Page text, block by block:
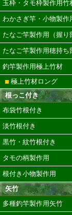
玉枠・タモ枠製作用竹
わかさぎ竿・小物製作
たなご竿製作用（握り
たなご竿製作用穂持ち
釣竿製作用極上竹材
極上竹材ロング
根っこ付き
布袋竹根付き
淡竹根付き
黒竹・紋竹根付き
タモの柄製作用
根付き小物製作用
矢竹
多種釣竿製作用矢竹